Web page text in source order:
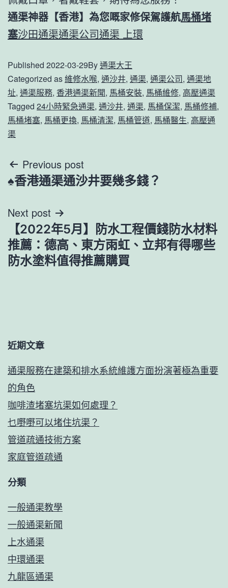
通渠神器【香港】 為您嘅家修保駕護航馬桶堵
塞沙田通渠通渠公司通渠 上環
Published 2022-03-29By通渠大王
Categorized as維修水喉, 通沙井, 通渠, 通渠公司, 通渠地
址, 通渠服務, 香港通渠新聞, 馬桶安裝, 馬桶維修, 高壓通渠
Tagged 24小時緊急通渠, 通沙井, 通渠, 馬桶保潔, 馬桶修補,
馬桶堵塞, 馬桶更換, 馬桶清潔, 馬桶管道, 馬桶醫生, 高壓通
渠
文
章
導
覽
Previous post
♠香港通渠通沙井要幾多錢？
Next post
【2022年5月】防水工程價錢防水材料
推薦：德高、東方雨虹、立邦有得哪些
防水塗料值得推薦購買
近期文章
通渠服務在建築和排水系統維護方面扮演著極為重要
的角色
咖啡渣堵塞坑渠如何處理？
乜嘢嘢可以堵住坑渠？
管道疏通技術方案
家庭管道疏通
分類
一般通渠教學
一般通渠新聞
上水通渠
中環通渠
九龍區通渠